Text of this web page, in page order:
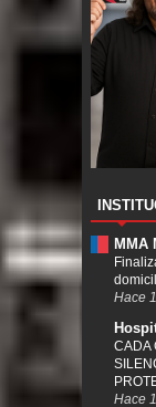
MMA
Hace
CADA
Hace